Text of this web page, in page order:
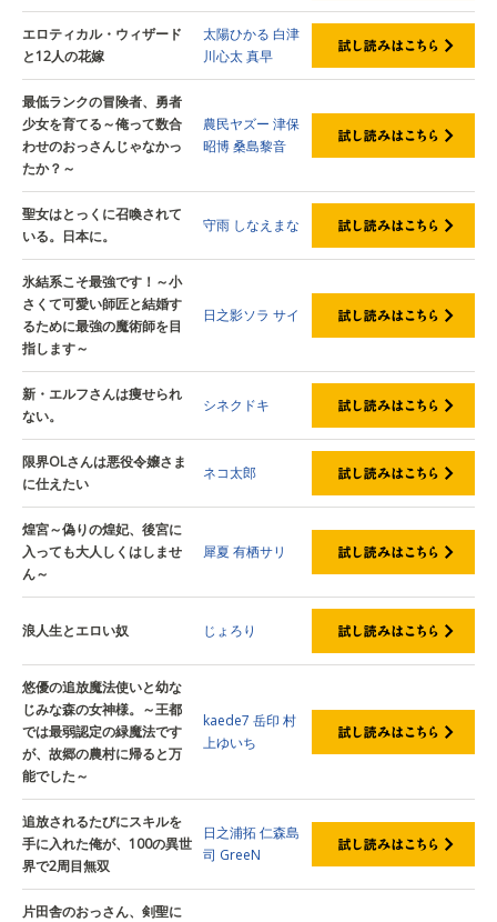
エロティカル・ウィザード
と12人の花嫁
太陽ひかる 白津
川心太真早
最低ランクの冒険者、勇者
少女を育てる～俺って数合
わせのおっさんじゃなかっ
たか？～
農民ヤズー 津保
昭博桑島黎音
聖女はとっくに召喚されて
いる。日本に。
守雨 しなえまな
氷結系こそ最強です！～小
さくて可愛い師匠と結婚す
るために最強の魔術師を目
指します～
日之影ソラ サイ
新・エルフさんは痩せられ
ない。
シネクドキ
限界OLさんは悪役令嬢さま
に仕えたい
ネコ太郎
煌宮～偽りの煌妃、後宮に
入っても大人しくはしませ
ん～
犀夏 有栖サリ
浪人生とエロい奴 じょろり
悠優の追放魔法使いと幼な
じみな森の女神様。～王都
では最弱認定の緑魔法です
が、故郷の農村に帰ると万
能でした～
kaede7 岳印 村
上ゆいち
追放されるたびにスキルを
手に入れた俺が、100の異世
界で2周目無双
日之浦拓仁森島
司 GreeN
片田舎のおっさん、剣聖に